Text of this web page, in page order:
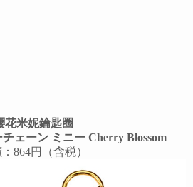
花米妮鑰匙圈
ェーン ミニー Cherry Blossom
864円（含税）